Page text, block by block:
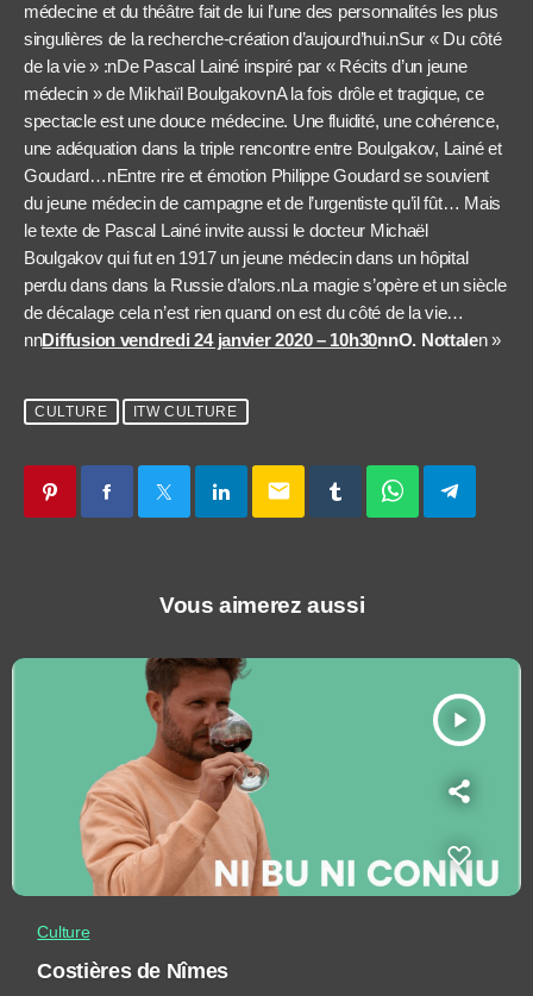
médecine et du théâtre fait de lui l’une des personnalités les plus
singulières de la recherche-création d’aujourd’hui.nSur « Du côté
de la vie » :nDe Pascal Lainé inspiré par « Récits d’un jeune
médecin » de Mikhaïl BoulgakovnA la fois drôle et tragique, ce
spectacle est une douce médecine. Une fluidité, une cohérence,
une adéquation dans la triple rencontre entre Boulgakov, Lainé et
Goudard…nEntre rire et émotion Philippe Goudard se souvient
du jeune médecin de campagne et de l’urgentiste qu’il fût… Mais
le texte de Pascal Lainé invite aussi le docteur Michaël
Boulgakov qui fut en 1917 un jeune médecin dans un hôpital
perdu dans dans la Russie d’alors.nLa magie s’opère et un siècle
de décalage cela n’est rien quand on est du côté de la vie…
nnDiffusion vendredi 24 janvier 2020 – 10h30nnO. Nottalen »
CULTURE ITW CULTURE
email
Vous aimerez aussi
play_arrow
Culture
Costières de Nîmes